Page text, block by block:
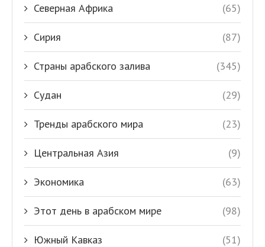
Северная Африка (65)
Сирия (87)
Страны арабского залива (345)
Судан (29)
Тренды арабского мира (23)
Центральная Азия (9)
Экономика (63)
Этот день в арабском мире (98)
Южный Кавказ (51)